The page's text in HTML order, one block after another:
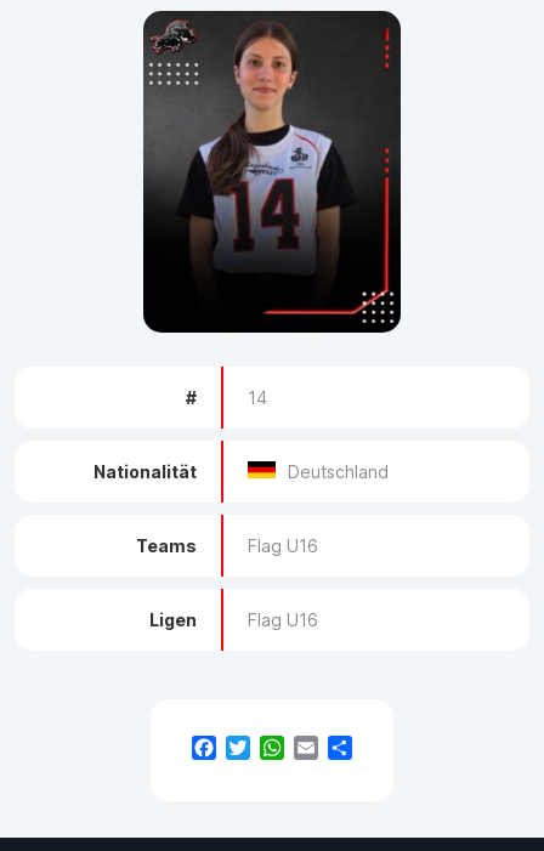
# 14
Nationalität Deutschland
Teams Flag U16
Ligen Flag U16
Facebook
TwitterWhatsApp
Email